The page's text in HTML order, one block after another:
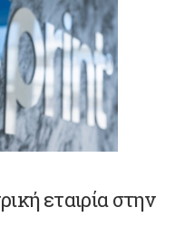
εταιρία στην